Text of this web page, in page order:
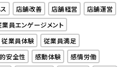
店舗改善 店舗経営
店舗運営
業員エンゲージメント
従業員体験
従業員満足
安全性 感動体験
感情労働